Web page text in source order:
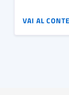
VAI AL